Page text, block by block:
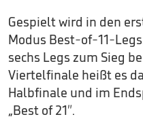
Gespielt wird in den
Modus Best-of-11-
sechs Legs zum Sieg
Viertelfinale heißt es
Halbfinale und im
„Best of 21″.